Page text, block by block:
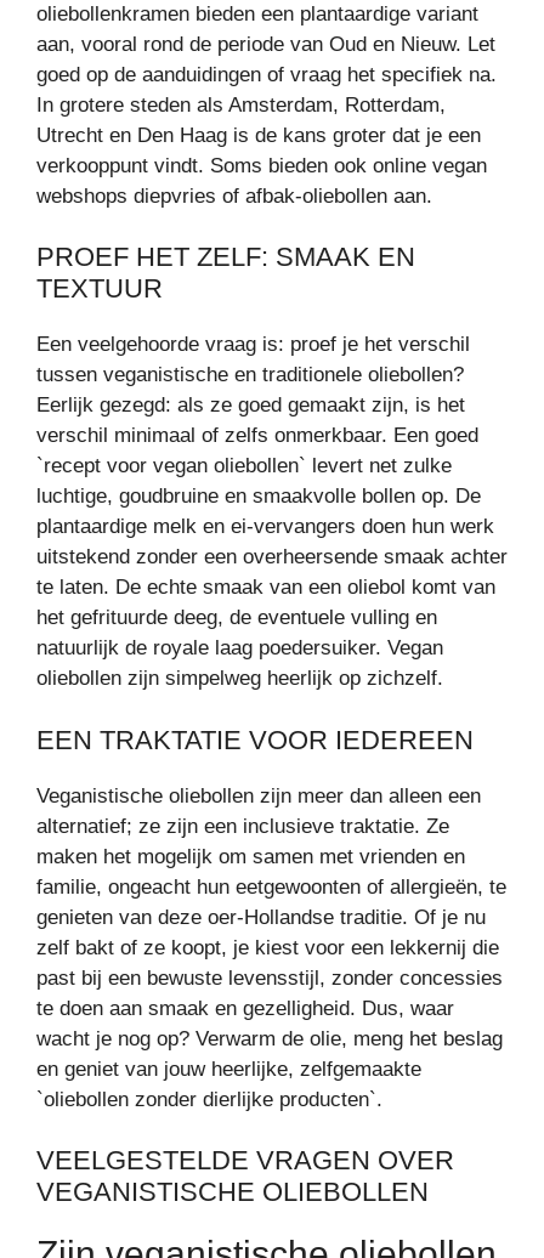
oliebollenkramen bieden een plantaardige variant
aan, vooral rond de periode van Oud en Nieuw. Let
goed op de aanduidingen of vraag het specifiek na.
In grotere steden als Amsterdam, Rotterdam,
Utrecht en Den Haag is de kans groter dat je een
verkooppunt vindt. Soms bieden ook online vegan
webshops diepvries of afbak-oliebollen aan.
PROEF HET ZELF: SMAAK EN
TEXTUUR
Een veelgehoorde vraag is: proef je het verschil
tussen veganistische en traditionele oliebollen?
Eerlijk gezegd: als ze goed gemaakt zijn, is het
verschil minimaal of zelfs onmerkbaar. Een goed
`recept voor vegan oliebollen` levert net zulke
luchtige, goudbruine en smaakvolle bollen op. De
plantaardige melk en ei-vervangers doen hun werk
uitstekend zonder een overheersende smaak achter
te laten. De echte smaak van een oliebol komt van
het gefrituurde deeg, de eventuele vulling en
natuurlijk de royale laag poedersuiker. Vegan
oliebollen zijn simpelweg heerlijk op zichzelf.
EEN TRAKTATIE VOOR IEDEREEN
Veganistische oliebollen zijn meer dan alleen een
alternatief; ze zijn een inclusieve traktatie. Ze
maken het mogelijk om samen met vrienden en
familie, ongeacht hun eetgewoonten of allergieën, te
genieten van deze oer-Hollandse traditie. Of je nu
zelf bakt of ze koopt, je kiest voor een lekkernij die
past bij een bewuste levensstijl, zonder concessies
te doen aan smaak en gezelligheid. Dus, waar
wacht je nog op? Verwarm de olie, meng het beslag
en geniet van jouw heerlijke, zelfgemaakte
`oliebollen zonder dierlijke producten`.
VEELGESTELDE VRAGEN OVER
VEGANISTISCHE OLIEBOLLEN